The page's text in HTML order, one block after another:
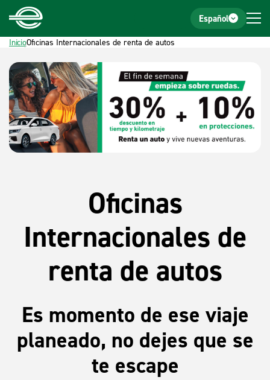
Inicio
Pie de página
Español
InicioOficinas Internacionales de renta de autos
Oficinas
Internacionales de
renta de autos
Es momento de ese viaje
planeado, no dejes que se
te escape